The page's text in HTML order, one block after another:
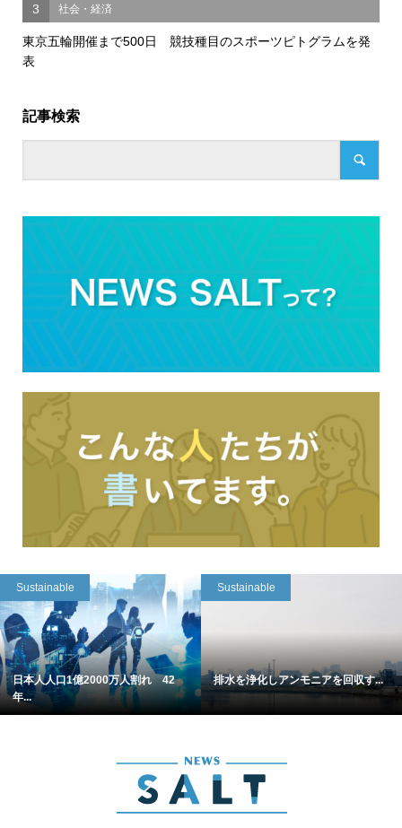
3 社会・経済
東京五輪開催まで500日 競技種目のスポーツピトグラムを発
表
記事検索
Sustainable
日本人人口1億2000万人割れ 42
年...
Sustainable
排水を浄化しアンモニアを回収す...